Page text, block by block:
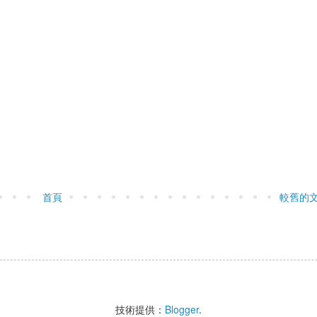
較舊的
首頁
技術提供： Blogger.